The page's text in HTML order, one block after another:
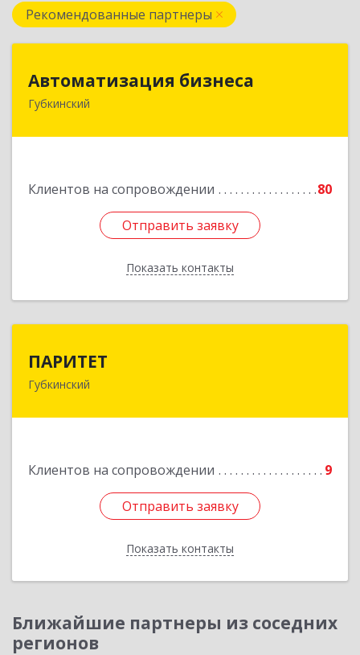
Рекомендованные партнеры
Автоматизация бизнеса
Губкинский
Клиентов на сопровождении 80
Отправить заявку
Показать контакты
Автоматизация бизнеса
629830, Ямало-Ненецкий АО, Губкинский г,
Отправить заявку
Назад
ПАРИТЕТ
Губкинский
Клиентов на сопровождении 9
Отправить заявку
Показать контакты
629830, Ямало-Ненецкий АО, Губкинский г, 9-й
Отправить заявку
Назад
Ближайшие партнеры из соседних
регионов